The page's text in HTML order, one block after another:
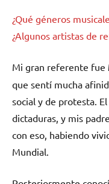
¿Qué géneros
¿Algunos artistas de
Mi gran referente fue
que sentí mucha
social y de protesta.
dictaduras, y mis
con eso, habiendo
Mundial.